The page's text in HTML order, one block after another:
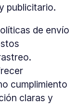
publicitario.
de envío
cumplimiento
claras y